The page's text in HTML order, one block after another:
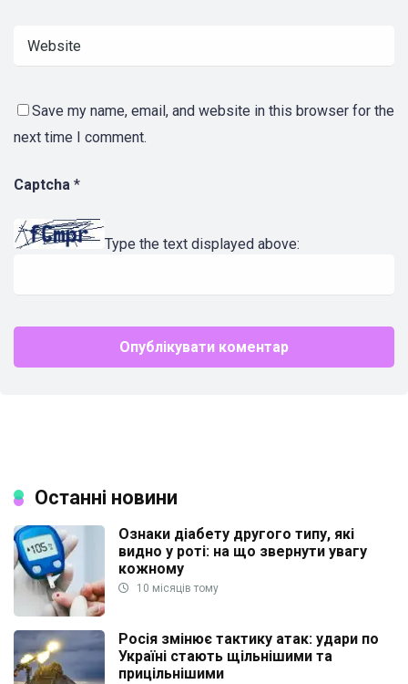
Save my name, email, and website in this browser for the
next time I comment.
Captcha *
Type the text displayed above:
Останні новини
Ознаки діабету другого типу, які
видно у роті: на що звернути увагу
кожному
10 місяців тому
Росія змінює тактику атак: удари по
Україні стають щільнішими та
прицільнішими